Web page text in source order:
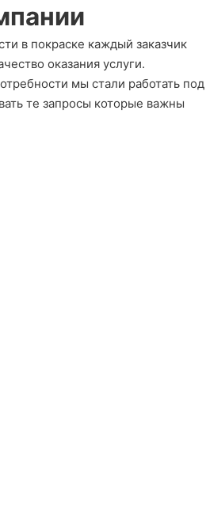
в покраске каждый заказчик
оказания услуги.
мы стали работать под
те запросы которые важны